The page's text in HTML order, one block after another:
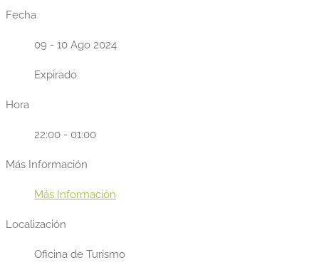
Fecha
09 - 10 Ago 2024
Expirado
Hora
22:00 - 01:00
Más Información
Más Información
Localización
Oficina de Turismo